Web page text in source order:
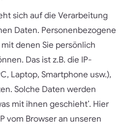
sich auf die Verarbeitung
Daten. Personenbezogene
denen Sie persönlich
Das ist z.B. die IP-
Laptop, Smartphone usw.),
Solche Daten werden
mit ihnen geschieht’. Hier
vom Browser an unseren